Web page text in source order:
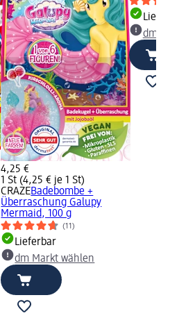
4,25 €
1 St (4,25 € je 1 St)
CRAZEBadebombe +
Überraschung Galupy
Mermaid, 100 g
(11)
Lieferbar
dm Markt wählen
dm